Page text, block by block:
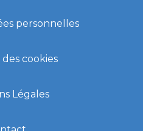
personnelles
cookies
Légales